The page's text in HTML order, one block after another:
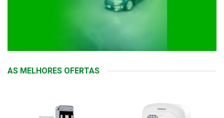
AS MELHORES OFERTAS